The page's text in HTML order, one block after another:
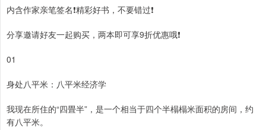
内含作家亲笔签名❗️精彩好书，不要错过❗️
分享邀请好友一起购买，两本即可享9折优惠哦❗️
01
身处八平米：八平米经济学
我现在所住的“四畳半”，是一个相当于四个半榻榻米面积的房间，约
有八平米。